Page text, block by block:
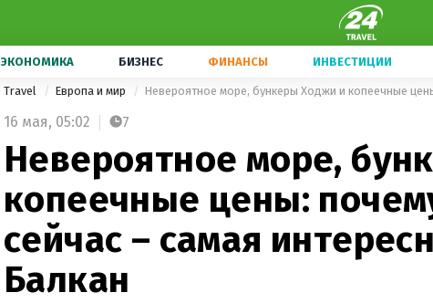
ЭКОНОМИКА БИЗНЕС ФИНАНСЫ ИНВЕСТИЦИИ
Travel Европа и мир
16 мая, 05:02 7
Невероятное море,
копеечные цены:
сейчас – самая
Балкан